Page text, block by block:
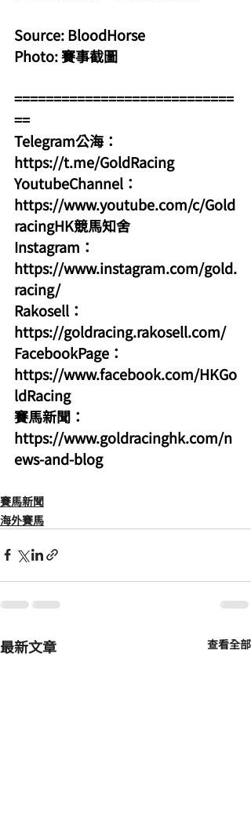
Source: BloodHorse
Photo: 賽事截圖
============================
==
Telegram公海：
https://t.me/GoldRacing
YoutubeChannel：
https://www.youtube.com/c/Gold
racingHK競馬知舍
Instagram：
https://www.instagram.com/gold.
racing/
Rakosell：
https://goldracing.rakosell.com/
FacebookPage：
https://www.facebook.com/HKGo
ldRacing
賽馬新聞：
https://www.goldracinghk.com/n
ews-and-blog
賽馬新聞
海外賽馬
最新文章 查看全部